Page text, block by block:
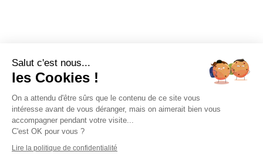
Salut c'est nous...
les Cookies !
On a attendu d'être sûrs que le contenu de ce site vous
intéresse avant de vous déranger, mais on aimerait bien vous
accompagner pendant votre visite...
C'est OK pour vous ?
Lire la politique de confidentialité